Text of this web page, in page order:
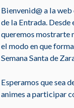
Bienvenid@ a la
de la Entrada. Desde
queremos mostrarte
el modo en que
Semana Santa de
Esperamos que sea
animes a participar